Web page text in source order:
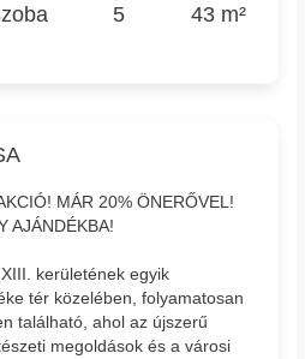
5 43 m²
MÁR 20% ÖNERŐVEL!
AJÁNDÉKBA!
kerületének egyik
tér közelében, folyamatosan
található, ahol az újszerű
megoldások és a városi